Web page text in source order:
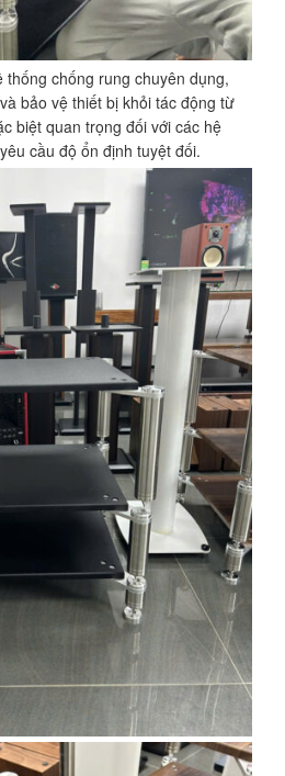
chống rung chuyên dụng,
bảo vệ thiết bị khỏi tác động từ
biệt quan trọng đối với các hệ
cầu độ ổn định tuyệt đối.